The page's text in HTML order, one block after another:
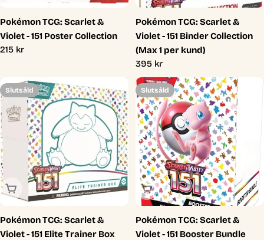
Pokémon TCG: Scarlet &
Violet - 151 Poster Collection
Ordinarie
215 kr
Pokémon TCG: Scarlet &
Violet - 151 Binder Collection
(Max 1 per kund)
Ordinarie
pris
395 kr
Slutsåld
Slutsåld
Pokémon TCG: Scarlet &
Violet - 151 Elite Trainer Box
Slutsåld
Slutsåld
Pokémon TCG: Scarlet &
Violet - 151 Booster Bundle